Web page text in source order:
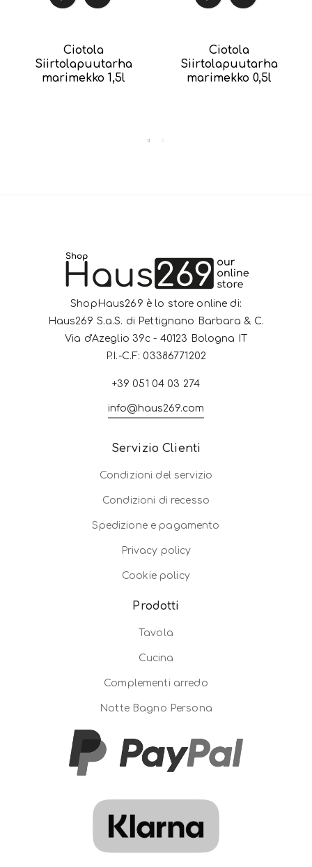
Ciotola
Siirtolapuutarha
marimekko 1,5l
Ciotola
Siirtolapuutarha
marimekko 0,5l
ShopHaus269 è lo store online di:
Haus269 S.a.S. di Pettignano Barbara & C.
Via d'Azeglio 39c - 40123 Bologna IT
P.I.-C.F: 03386771202
+39 051 04 03 274
info@haus269.com
Servizio Clienti
Condizioni del servizio
Condizioni di recesso
Spedizione e pagamento
Privacy policy
Cookie policy
Prodotti
Tavola
Cucina
Complementi arredo
Notte Bagno Persona